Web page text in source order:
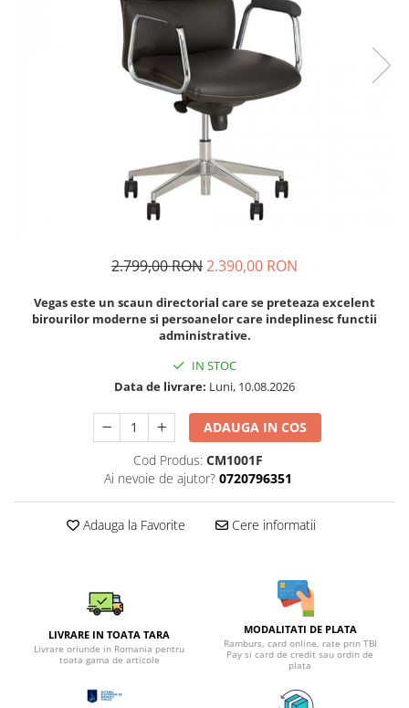
2.799,00 RON2.390,00 RON
Vegas este un scaun directorial care se preteaza excelent
birourilor moderne si persoanelor care indeplinesc functii
administrative.
IN STOC
Data de livrare: Luni, 10.08.2026
ADAUGA IN COS
Cod Produs: CM1001F
Ai nevoie de ajutor? 0720796351
Adauga la Favorite Cere informatii
LIVRARE IN TOATA TARA
Livrare oriunde in Romania pentru
toata gama de articole
MODALITATI DE PLATA
Ramburs, card online, rate prin TBI
Pay si card de credit sau ordin de
plata